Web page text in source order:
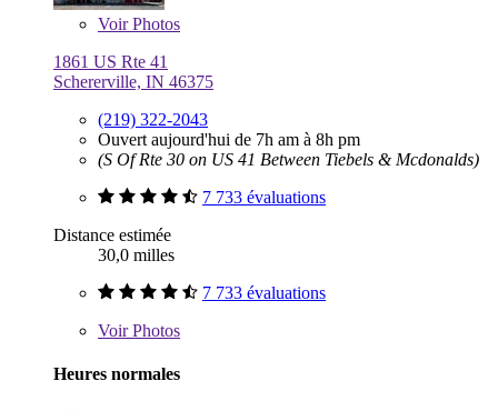
VoirPhotos
1861 US Rte 41
Schererville, IN 46375
(219) 322-2043
Ouvert aujourd'hui de 7h am à 8h pm
(S Of Rte 30 on US 41 Between Tiebels & Mcdonalds)
7 733 évaluations
Distance estimée
30,0 milles
7 733 évaluations
VoirPhotos
Heures normales